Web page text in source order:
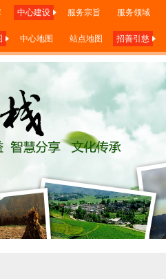
中心建设 服务宗旨 服务领域
中心地图 站点地图 招善引慈